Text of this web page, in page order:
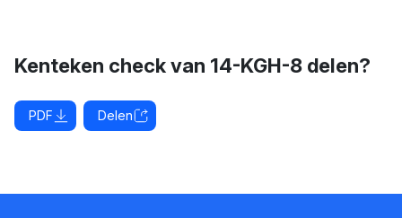
Kenteken check van 14-KGH-8 delen?
PDF Delen